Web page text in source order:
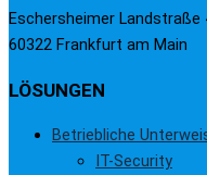
Eschersheimer Landstraße
60322 Frankfurt am Main
LÖSUNGEN
Betriebliche
IT-Security